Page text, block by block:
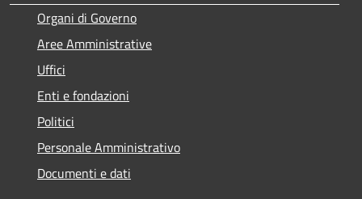
Organi di Governo
Aree Amministrative
Uffici
Enti e fondazioni
Politici
Personale Amministrativo
Documenti e dati